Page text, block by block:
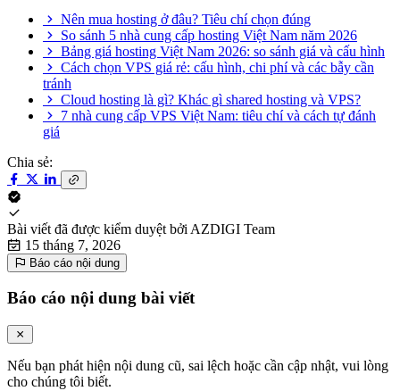
Nên mua hosting ở đâu? Tiêu chí chọn đúng
So sánh 5 nhà cung cấp hosting Việt Nam năm 2026
Bảng giá hosting Việt Nam 2026: so sánh giá và cấu hình
Cách chọn VPS giá rẻ: cấu hình, chi phí và các bẫy cần
tránh
Cloud hosting là gì? Khác gì shared hosting và VPS?
7 nhà cung cấp VPS Việt Nam: tiêu chí và cách tự đánh
giá
Chia sẻ:
Bài viết đã được kiểm duyệt bởi AZDIGI Team
15 tháng 7, 2026
Báo cáo nội dung
Báo cáo nội dung bài viết
Nếu bạn phát hiện nội dung cũ, sai lệch hoặc cần cập nhật, vui lòng
cho chúng tôi biết.